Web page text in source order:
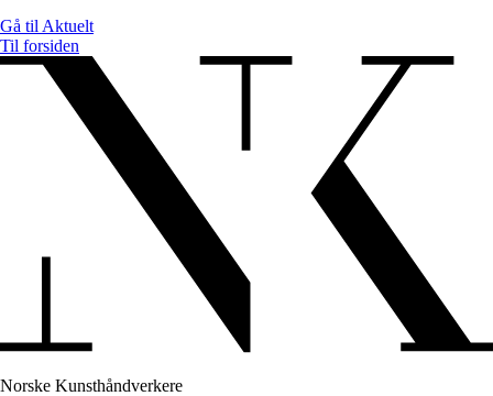
Gå til Aktuelt
Til forsiden
Norske Kunsthåndverkere